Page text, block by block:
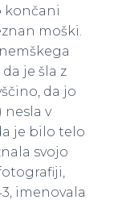
končani
moški.
je šla z
da jo
nesla v
je bilo telo
svojo
imenovala